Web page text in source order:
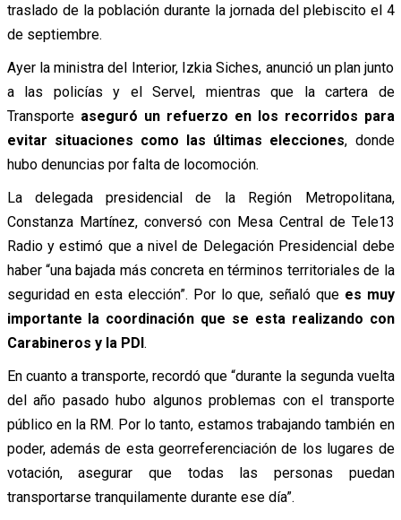
traslado de la población durante la jornada del plebiscito el 4
de septiembre.
Ayer la ministra del Interior, Izkia Siches, anunció un plan junto
a las policías y el Servel, mientras que la cartera de
Transporteaseguró un refuerzo en los recorridos para
evitar situaciones como las últimas elecciones, donde
hubo denuncias por falta de locomoción.
La delegada presidencial de la Región Metropolitana,
Constanza Martínez, conversó con Mesa Central de Tele13
Radio y estimó que a nivel de Delegación Presidencial debe
haber “una bajada más concreta en términos territoriales de la
seguridad en esta elección”. Por lo que, señaló que es muy
importante la coordinación que se esta realizando con
Carabineros y la PDI.
En cuanto a transporte, recordó que “durante la segunda vuelta
del año pasado hubo algunos problemas con el transporte
público en la RM. Por lo tanto, estamos trabajando también en
poder, además de esta georreferenciación de los lugares de
votación, asegurar que todas las personas puedan
transportarse tranquilamente durante ese día”.